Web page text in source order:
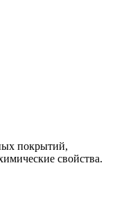
покрытий,
свойства.